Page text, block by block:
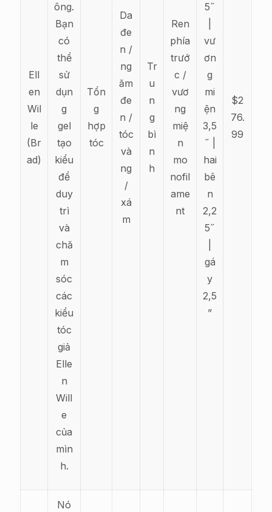
Ell
en
Wil
le
(Br
ad)
ông.
Bạn
có
thể
sử
dụn
g
gel
tạo
kiểu
để
duy
trì
và
chă
m
sóc
các
kiểu
tóc
giả
Elle
n
Will
e
của
mìn
h.
Tổn
g
hợp
tóc
Da
đe
n /
ng
ăm
đe
n /
tóc
và
ng
/
xá
m
Tr
u
n
g
bì
n
h
Ren
phía
trướ
c /
vươ
ng
miệ
n
mo
nofil
ame
nt
5˝
vư
ơn
g
mi
ện
3,5
˝ |
hai
bê
n
2,2
5˝
gá
y
2,5
”
$2
76.
99
Nó